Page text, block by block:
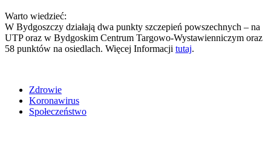
Warto wiedzieć:
W Bydgoszczy działają dwa punkty szczepień powszechnych – na
UTP oraz w Bydgoskim Centrum Targowo-Wystawienniczym oraz
58 punktów na osiedlach. Więcej Informacji tutaj.
Zdrowie
Koronawirus
Społeczeństwo